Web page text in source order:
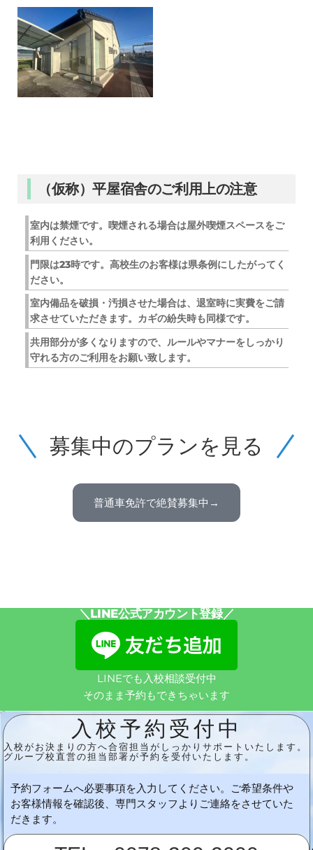
（仮称）平屋宿舎のご利用上の注意
室内は禁煙です。喫煙される場合は屋外喫煙スペースをご
利用ください。
門限は23時です。高校生のお客様は県条例にしたがってく
ださい。
室内備品を破損・汚損させた場合は、退室時に実費をご請
求させていただきます。カギの紛失時も同様です。
共用部分が多くなりますので、ルールやマナーをしっかり
守れる方のご利用をお願い致します。
募集中のプランを見る
普通車免許で絶賛募集中→
＼LINE公式アカウント登録／
LINEでも入校相談受付中
そのまま予約もできちゃいます
入校予約受付中
入校がお決まりの方へ合宿担当がしっかりサポートいたします。
グループ校直営の担当部署が予約を受付いたします。
予約フォームへ必要事項を入力してください。ご希望条件や
お客様情報を確認後、専門スタッフよりご連絡をさせていた
だきます。